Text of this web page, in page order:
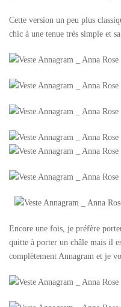
Cette version un peu plus
chic à une tenue très simple et
Encore une fois, je préfère
quitte à porter un châle mais il
complètement Annagram et je